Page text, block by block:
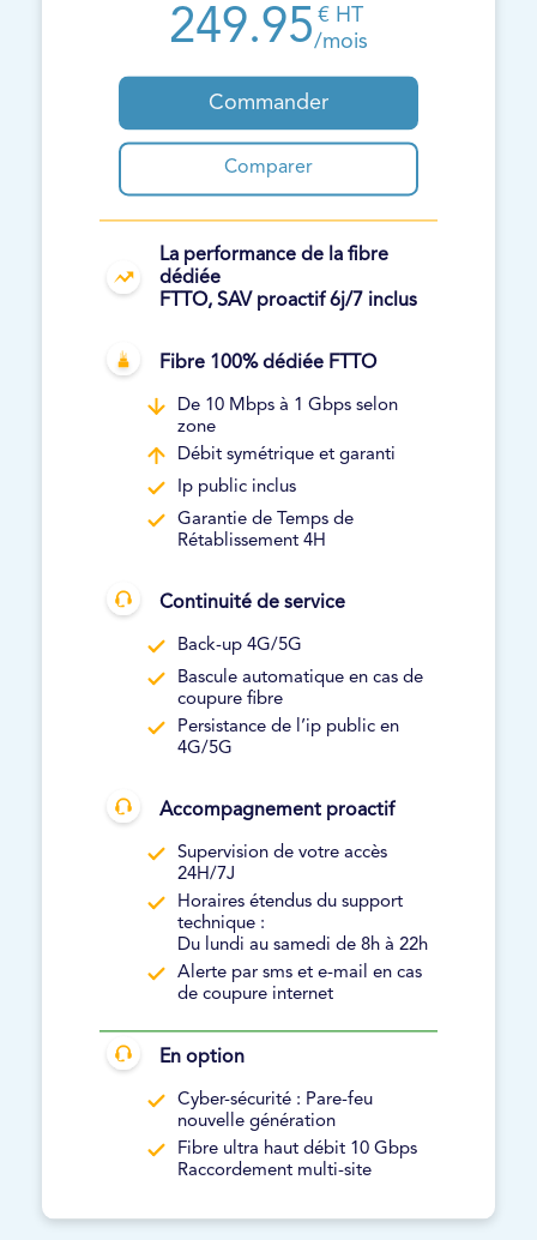
249.95 € HT
/mois
Commander
Comparer
La performance de la fibre
dédiée
FTTO, SAV proactif 6j/7 inclus
Fibre 100% dédiée FTTO
De 10 Mbps à 1 Gbps selon
zone
Débit symétrique et garanti
Ip public inclus
Garantie de Temps de
Rétablissement 4H
Continuité de service
Back-up 4G/5G
Bascule automatique en cas de
coupure fibre
Persistance de l’ip public en
4G/5G
Accompagnement proactif
Supervision de votre accès
24H/7J
Horaires étendus du support
technique :
Du lundi au samedi de 8h à 22h
Alerte par sms et e-mail en cas
de coupure internet
En option
Cyber-sécurité : Pare-feu
nouvelle génération
Fibre ultra haut débit 10 Gbps
Raccordement multi-site